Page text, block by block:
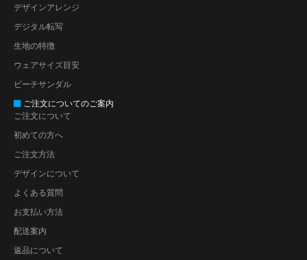
デザインアレンジ
デジタル転写
生地の特徴
ウェアサイズ目安
ビーチサンダル
ご注文についてのご案内
ご注文について
初めての方へ
ご注文方法
デザインについて
よくある質問
お支払い方法
配送案内
返品について